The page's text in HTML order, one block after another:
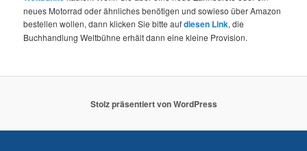
neues Motorrad oder ähnliches benötigen und sowieso über Amazon
bestellen wollen, dann klicken Sie bitte aufdiesen Link, die
Buchhandlung Weltbühne erhält dann eine kleine Provision.
Stolz präsentiert von WordPress